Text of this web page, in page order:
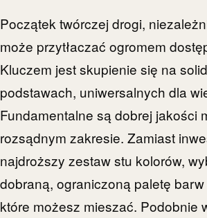
Początek twórczej drogi,
może przytłaczać ogromem
Kluczem jest skupienie się na
podstawach, uniwersalnych dla
Fundamentalne są dobrej jakości
rozsądnym zakresie. Zamiast
najdroższy zestaw stu kolorów,
dobraną, ograniczoną paletę
które możesz mieszać. Podobnie